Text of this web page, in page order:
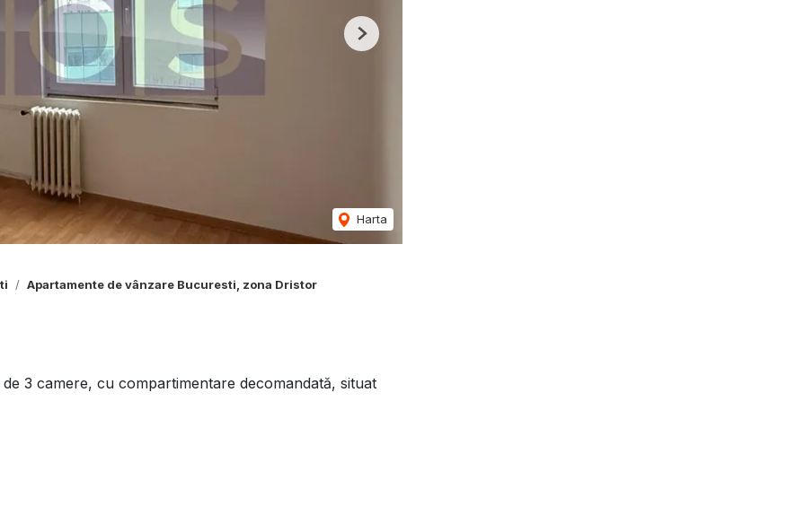
Harta
Next
Apartamente de vânzare Bucuresti, zona Dristor
3 camere, cu compartimentare decomandată, situat